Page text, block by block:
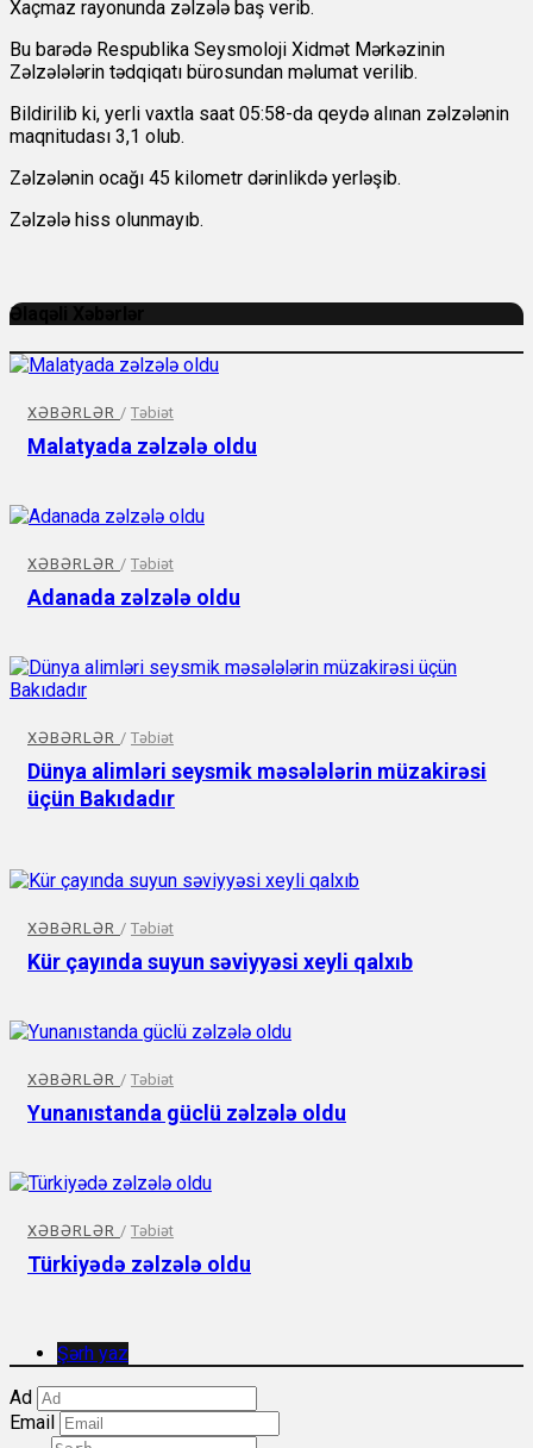
Xaçmaz rayonunda zəlzələ baş verib.
Bu barədə Respublika Seysmoloji Xidmət Mərkəzinin
Zəlzələlərin tədqiqatı bürosundan məlumat verilib.
Bildirilib ki, yerli vaxtla saat 05:58-da qeydə alınan zəlzələnin
maqnitudası 3,1 olub.
Zəlzələnin ocağı 45 kilometr dərinlikdə yerləşib.
Zəlzələ hiss olunmayıb.
Əlaqəli Xəbərlər
XƏBƏRLƏR / Təbiət
Malatyada zəlzələ oldu
XƏBƏRLƏR / Təbiət
Adanada zəlzələ oldu
XƏBƏRLƏR / Təbiət
Dünya alimləri seysmik məsələlərin müzakirəsi
üçün Bakıdadır
XƏBƏRLƏR / Təbiət
Kür çayında suyun səviyyəsi xeyli qalxıb
XƏBƏRLƏR / Təbiət
Yunanıstanda güclü zəlzələ oldu
XƏBƏRLƏR / Təbiət
Türkiyədə zəlzələ oldu
Şərh yaz
Ad
Email